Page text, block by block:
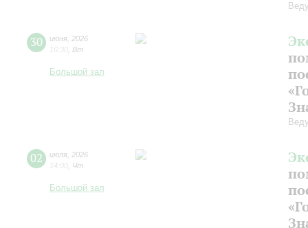
30 июня 2026
16:30 Вт
Большой зал
02 июля 2026
14:00 Чт
Большой зал